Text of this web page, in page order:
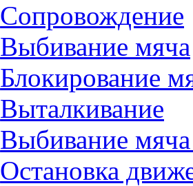
Сопровождение
Выбивание мяча
Блокирование
Выталкивание
Выбивание
Остановка